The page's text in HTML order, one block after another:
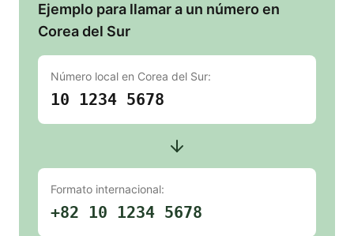
Ejemplo para llamar a un número en
Corea del Sur
Número local en Corea del Sur:
10 1234 5678
Formato internacional:
+82 10 1234 5678